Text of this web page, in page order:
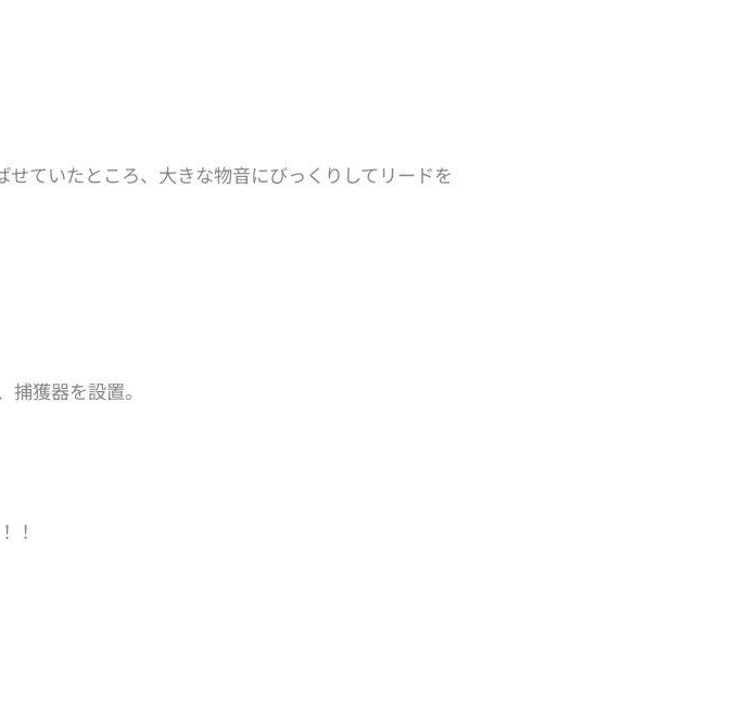
ていたところ、大きな物音にびっくりしてリードを
獲器を設置。
！